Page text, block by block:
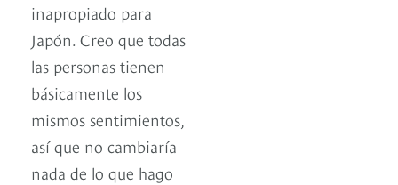
inapropiado para
Japón. Creo que todas
las personas tienen
básicamente los
mismos sentimientos,
así que no cambiaría
nada de lo que hago